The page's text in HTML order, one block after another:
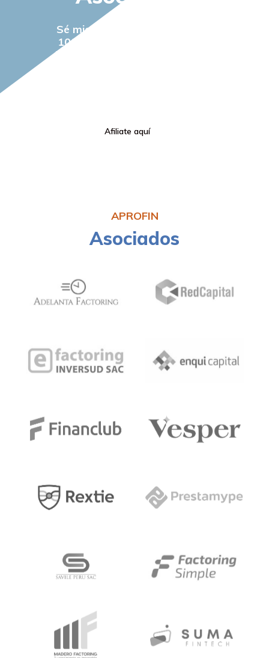
Sé miembro en una Asociación
100% INCLUSIVA en la Oferta
Financiera no Bancaria de todo
Afiliate aquí
APROFIN
Asociados